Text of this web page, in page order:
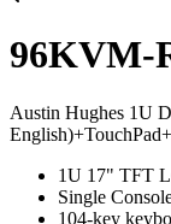
96KVM-
Austin Hughes 1U
1U 17" TFT
Single
104-key